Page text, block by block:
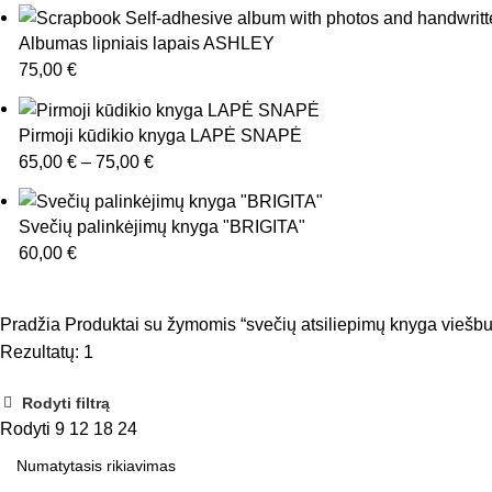
Albumas lipniais lapais ASHLEY
75,00 €
Pirmoji kūdikio knyga LAPĖ SNAPĖ
65,00 € – 75,00 €
Svečių palinkėjimų knyga "BRIGITA"
60,00 €
Pradžia Produktai su žymomis “svečių atsiliepimų knyga
Rezultatų: 1
Rodyti filtrą
Rodyti 9 12 18 24